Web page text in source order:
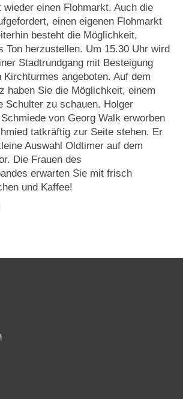
wieder einen Flohmarkt. Auch die
einen eigenen Flohmarkt
besteht die Möglichkeit,
Ton herzustellen. Um 15.30 Uhr wird
Stadtrundgang mit Besteigung
angeboten. Auf dem
haben Sie die Möglichkeit, einem
Schulter zu schauen. Holger
von Georg Walk erworben
tatkräftig zur Seite stehen. Er
Auswahl Oldtimer auf dem
Die Frauen des
erwarten Sie mit frisch
und Kaffee!